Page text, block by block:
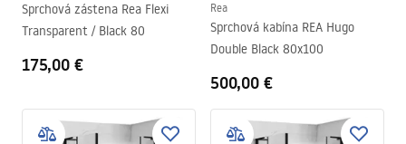
Sprchová zástena Rea Flexi
Transparent / Black 80
175,00 €
Rea
Sprchová kabína REA Hugo
Double Black 80x100
500,00 €